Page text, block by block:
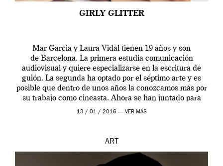
GIRLY GLITTER
Mar Garcia y Laura Vidal tienen 19 años y son
de Barcelona. La primera estudia comunicación
audiovisual y quiere especializarse en la escritura de
guión. La segunda ha optado por el séptimo arte y es
posible que dentro de unos años la conozcamos más por
su trabajo como cineasta. Ahora se han juntado para
contarnos una […]
13 / 01 / 2016 — VER MÁS
ART